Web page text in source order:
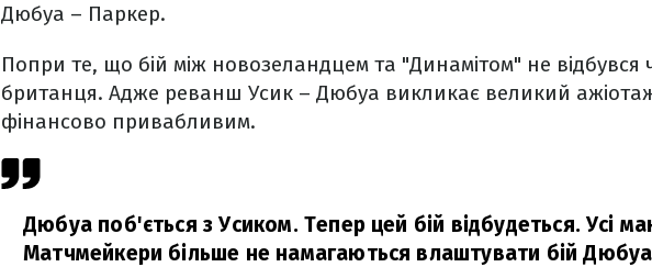
Дюбуа – Паркер.
Попри те, що бій між новозеландцем та "Динамітом" не відбувся
британця. Адже реванш Усик – Дюбуа викликає великий
фінансово привабливим.
Дюбуа поб'ється з Усиком. Тепер цей бій відбудеться. Усі
Матчмейкери більше не намагаються влаштувати бій